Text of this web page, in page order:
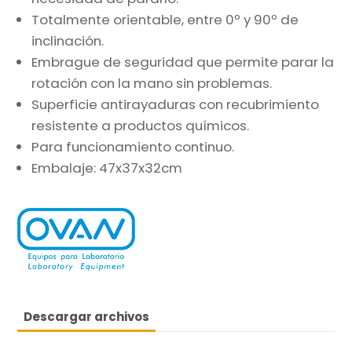
Totalmente orientable, entre 0º y 90º de
inclinación.
Embrague de seguridad que permite parar la
rotación con la mano sin problemas.
Superficie antirayaduras con recubrimiento
resistente a productos químicos.
Para funcionamiento continuo.
Embalaje: 47x37x32cm
Descargar archivos